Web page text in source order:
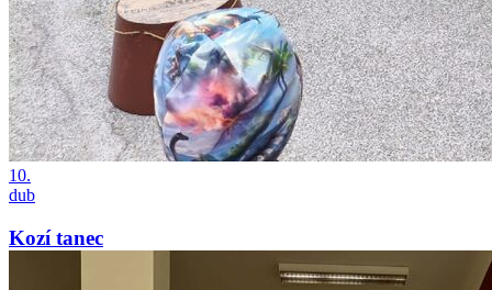
10.
dub
Kozí tanec